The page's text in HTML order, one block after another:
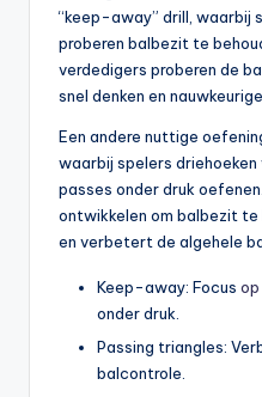
“keep-away” drill, waarbij
proberen balbezit te
verdedigers proberen de
snel denken en
Een andere nuttige
waarbij spelers driehoeken
passes onder druk
ontwikkelen om balbezit
en verbetert de algehele
Keep-away: Focus
onder druk.
Passing triangles:
balcontrole.